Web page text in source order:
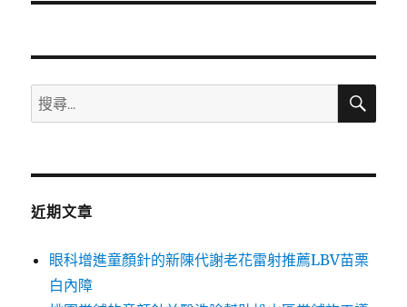
文
搜
尋
鍵
搜
近期文章
眼科增進童顏針的新陳代謝老花雷射推薦LBV苗栗
白內障